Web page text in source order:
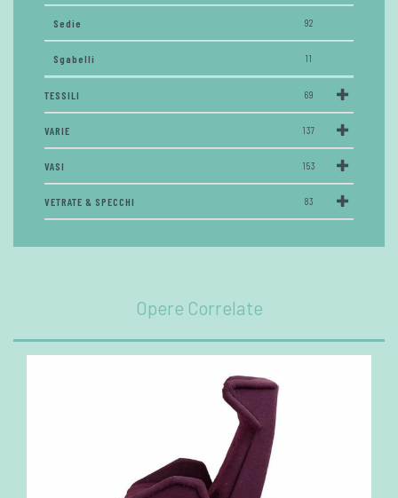
Sedie 92
Sgabelli 11
TESSILI 69
VARIE 137
VASI 153
VETRATE & SPECCHI 83
Opere Correlate